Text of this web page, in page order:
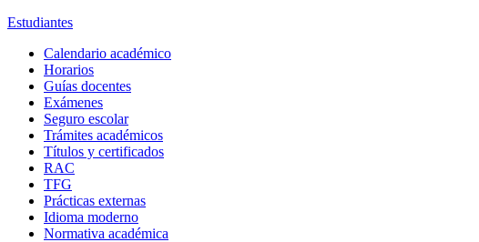
Estudiantes
Calendario académico
Horarios
Guías docentes
Exámenes
Seguro escolar
Trámites académicos
Títulos y certificados
RAC
TFG
Prácticas externas
Idioma moderno
Normativa académica